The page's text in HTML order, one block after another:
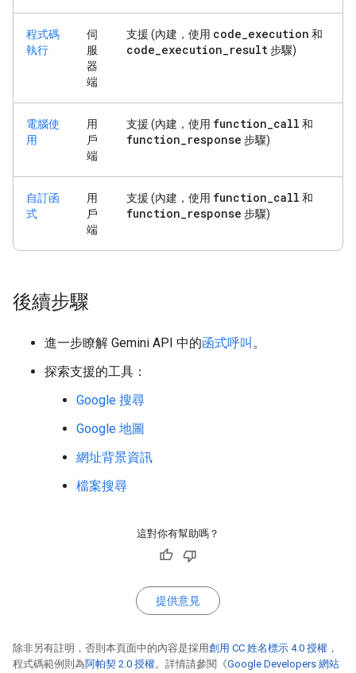
程式碼
執行
伺
服
器
端
支援 (內建，使用 code_execution 和
code_execution_result步驟)
電腦使
用
用
戶
端
支援 (內建，使用 function_call 和
function_response 步驟)
自訂函
式
用
戶
端
支援 (內建，使用 function_call 和
function_response 步驟)
後續步驟
進一步瞭解 Gemini API 中的函式呼叫 。
探索支援的工具：
Google 搜尋
Google 地圖
網址背景資訊
檔案搜尋
這對你有幫助嗎？
提供意見
除非另有註明，否則本頁面中的內容是採用創用 CC 姓名標示 4.0 授權 ，
程式碼範例則為阿帕契 2.0 授權。詳情請參閱《Google Developers 網站